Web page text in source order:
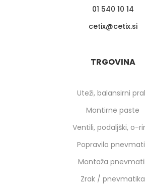
01 540 10 14
cetix
cetix.si
TRGOVINA
Uteži, balansirni
Montirne paste
Ventili, podaljški, o-
Popravilo
Montaža
Zrak / pnevmatika